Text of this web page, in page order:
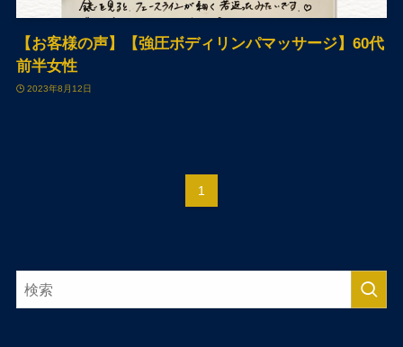
【お客様の声】【強圧ボディリンパマッサージ】60代
前半女性
2023年8月12日
1